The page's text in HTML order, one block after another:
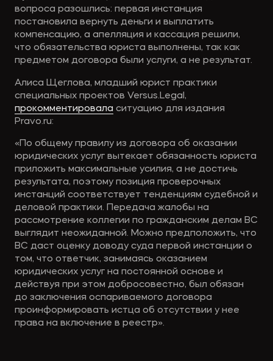
вопроса разошлись: первая инстанция
постановила вернуть деньги и выплатить
компенсацию, а апелляция и кассация решили,
что обязательства юриста выполнены, так как
предметом договора были услуги, а не результат.
Алиса Щеглова, младший юрист практики
специальных проектов Versus.Legal,
прокомментировала ситуацию для издания
Pravo.ru:
«По общему правилу из договора об оказании
юридических услуг вытекает обязанность юриста
приложить максимальные усилия, а не достичь
результата, поэтому позиция проверочных
инстанций соответствует тенденциям судебной и
деловой практики. Передача жалобы на
рассмотрение коллегии по гражданским делам ВС
выглядит неожиданной. Можно предположить, что
ВС даст оценку доводу суда первой инстанции о
том, что ответчик, занимаясь оказанием
юридических услуг на постоянной основе и
действуя при этом добросовестно, был обязан
до заключения оспариваемого договора
проинформировать истца об отсутствии у нее
права на включение в реестр».